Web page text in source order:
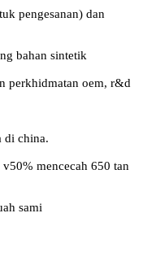
pengesanan) dan
bahan sintetik
perkhidmatan oem, r&d
di china.
mencecah 650 tan
sami